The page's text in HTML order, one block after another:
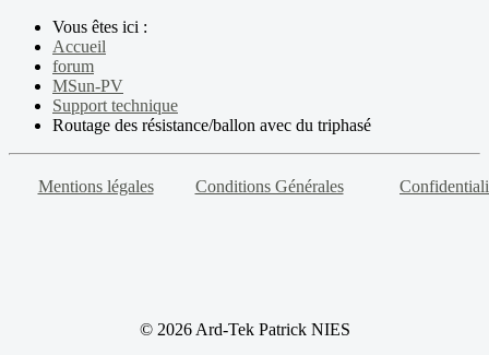
Vous êtes ici :
Accueil
forum
MSun-PV
Support technique
Routage des résistance/ballon avec du triphasé
Mentions légales Conditions Générales
© 2026 Ard-Tek Patrick NIES